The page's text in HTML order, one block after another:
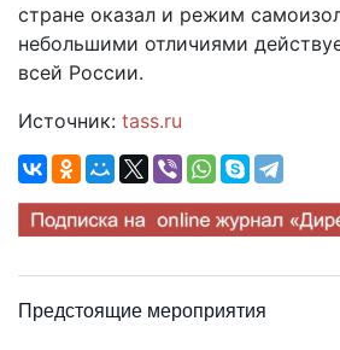
стране оказал и режим
небольшими отличиями
всей России.
Источник: tass.ru
Предстоящие мероприятия